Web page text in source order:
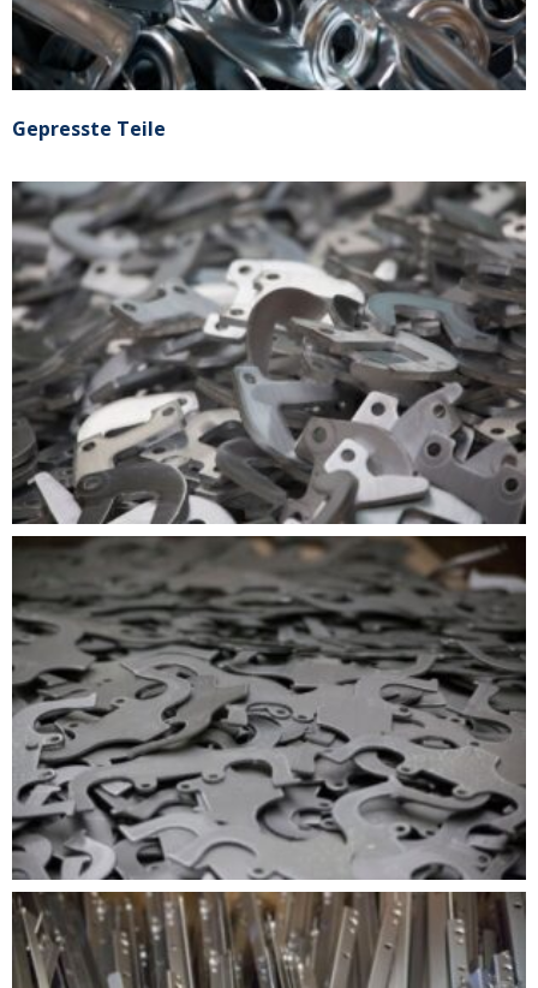
Gepresste Teile